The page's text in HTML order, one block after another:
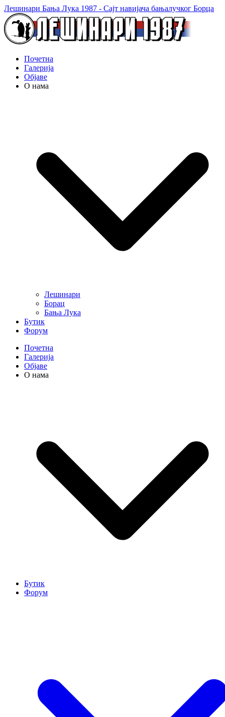
Лешинари Бања Лука 1987 - Сајт навијача бањалучког Борца
Почетна
Галерија
Објаве
О нама
Лешинари
Борац
Бања Лука
Бутик
Форум
Почетна
Галерија
Објаве
О нама
Бутик
Форум